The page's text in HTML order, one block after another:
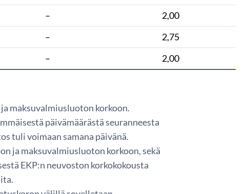
–
2,00
–
2,75
– 2,00
maksuvalmiusluoton korkoon.
päivämäärästä seuranneesta
tuli voimaan samana päivänä.
ja maksuvalmiusluoton korkoon, sekä
EKP:n neuvoston korkokokousta